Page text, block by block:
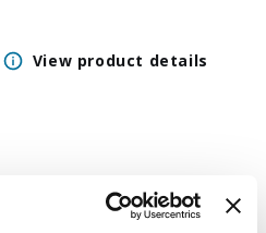
View product details
500+ 1000+ 2500